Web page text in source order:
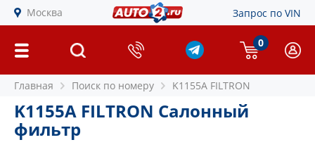
Москва Запрос по VIN
0
Главная Поиск по номеру K1155A FILTRON
K1155A FILTRON Салонный
фильтр